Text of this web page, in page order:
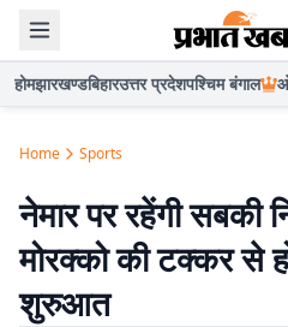
होमझारखण्डबिहारउत्तर प्रदेशपश्चिम बंगाल
Home Sports
नेमार पर रहेंगी सबकी
मोरक्को की टक्कर से
शुरुआत